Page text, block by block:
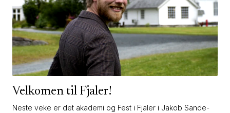
Velkomen til Fjaler!
Neste veke er det akademi og Fest i Fjaler i Jakob Sande-